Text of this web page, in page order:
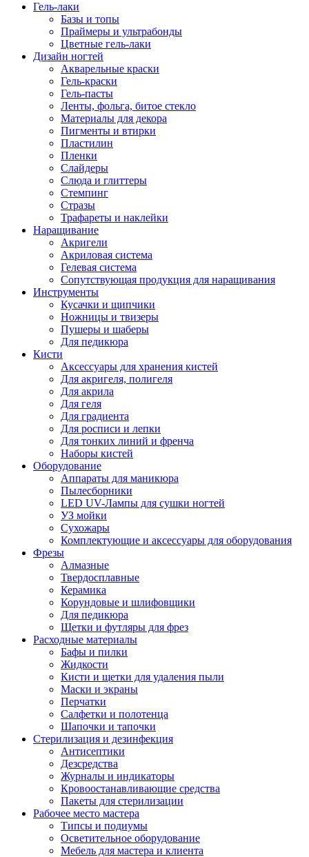
Гель-лаки
Базы и топы
Праймеры и ультрабонды
Цветные гель-лаки
Дизайн ногтей
Акварельные краски
Гель-краски
Гель-пасты
Ленты, фольга, битое стекло
Материалы для декора
Пигменты и втирки
Пластилин
Пленки
Слайдеры
Слюда и глиттеры
Стемпинг
Стразы
Трафареты и наклейки
Наращивание
Акригели
Акриловая система
Гелевая система
Сопутствующая продукция для наращивания
Инструменты
Кусачки и щипчики
Ножницы и твизеры
Пушеры и шаберы
Для педикюра
Кисти
Аксессуары для хранения кистей
Для акригеля, полигеля
Для акрила
Для геля
Для градиента
Для росписи и лепки
Для тонких линий и френча
Наборы кистей
Оборудование
Аппараты для маникюра
Пылесборники
LED UV-Лампы для сушки ногтей
УЗ мойки
Сухожары
Комплектующие и аксессуары для оборудования
Фрезы
Алмазные
Твердосплавные
Керамика
Корундовые и шлифовщики
Для педикюра
Щетки и футляры для фрез
Расходные материалы
Бафы и пилки
Жидкости
Кисти и щетки для удаления пыли
Маски и экраны
Перчатки
Салфетки и полотенца
Шапочки и тапочки
Стерилизация и дезинфекция
Антисептики
Дезсредства
Журналы и индикаторы
Кровоостанавливающие средства
Пакеты для стерилизации
Рабочее место мастера
Типсы и подиумы
Осветительное оборудование
Мебель для мастера и клиента